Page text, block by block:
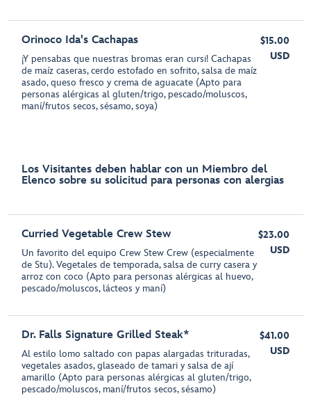
Orinoco Ida's Cachapas
¡Y pensabas que nuestras bromas eran cursi! Cachapas
de maíz caseras, cerdo estofado en sofrito, salsa de maíz
asado, queso fresco y crema de aguacate (Apto para
personas alérgicas al gluten/trigo, pescado/moluscos,
maní/frutos secos, sésamo, soya)
$15.00
USD
Los Visitantes deben hablar con un Miembro del
Elenco sobre su solicitud para personas con alergias
Curried Vegetable Crew Stew
Un favorito del equipo Crew Stew Crew (especialmente
de Stu). Vegetales de temporada, salsa de curry casera y
arroz con coco (Apto para personas alérgicas al huevo,
pescado/moluscos, lácteos y maní)
$23.00
USD
Dr. Falls Signature Grilled Steak*
Al estilo lomo saltado con papas alargadas trituradas,
vegetales asados, glaseado de tamari y salsa de ají
amarillo (Apto para personas alérgicas al gluten/trigo,
pescado/moluscos, maní/frutos secos, sésamo)
$41.00
USD